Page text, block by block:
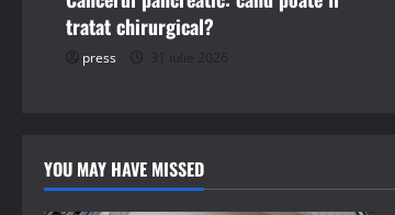
o
tratat chirurgical?
press 31 iulie 2026
YOU MAY HAVE MISSED